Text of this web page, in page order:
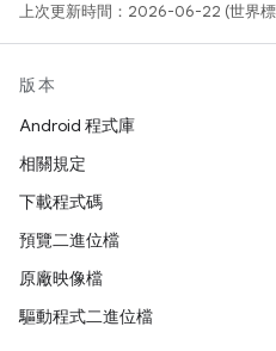
上次更新時間：2026-06-22 (世界標
版本
Android 程式庫
相關規定
下載程式碼
預覽二進位檔
原廠映像檔
驅動程式二進位檔